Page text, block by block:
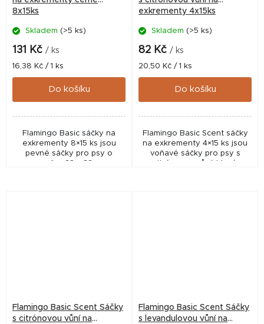
8x15ks
Skladem (>5 ks)
131 Kč / ks
Měrná
cena:
16,38 Kč / 1 ks
Do košíku
Flamingo Basic sáčky na
exkrementy 8×15 ks jsou
pevné sáčky pro psy o
exkrementy 4x15ks
Skladem (>5 ks)
82 Kč / ks
Měrná
cena:
20,50 Kč / 1 ks
Do košíku
Flamingo Basic Scent sáčky
na exkrementy 4×15 ks jsou
voňavé sáčky pro psy s
Flamingo Basic Scent Sáčky
s citrónovou vůní na
Flamingo Basic Scent Sáčky
s levandulovou vůní na